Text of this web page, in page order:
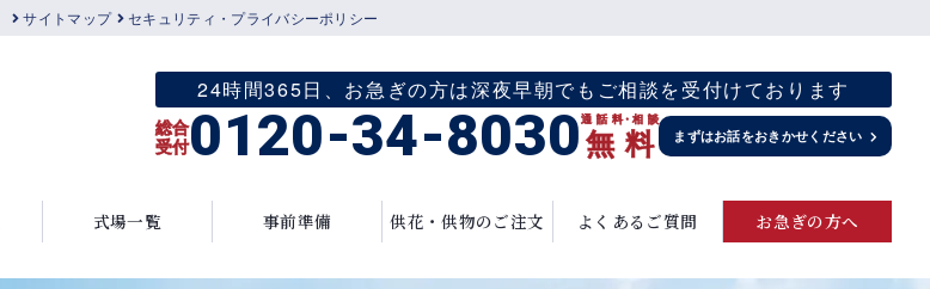
サイトマップ セキュリティ・プライバシーポリシー
24時間365日、お急ぎの方は深夜早朝でもご相談を受付けております
総合
受付0120-34-8030通話料・相談
無 料 まずはお話をおきかせください
式場一覧 事前準備 供花・供物のご注文 よくあるご質問 お急ぎの方へ